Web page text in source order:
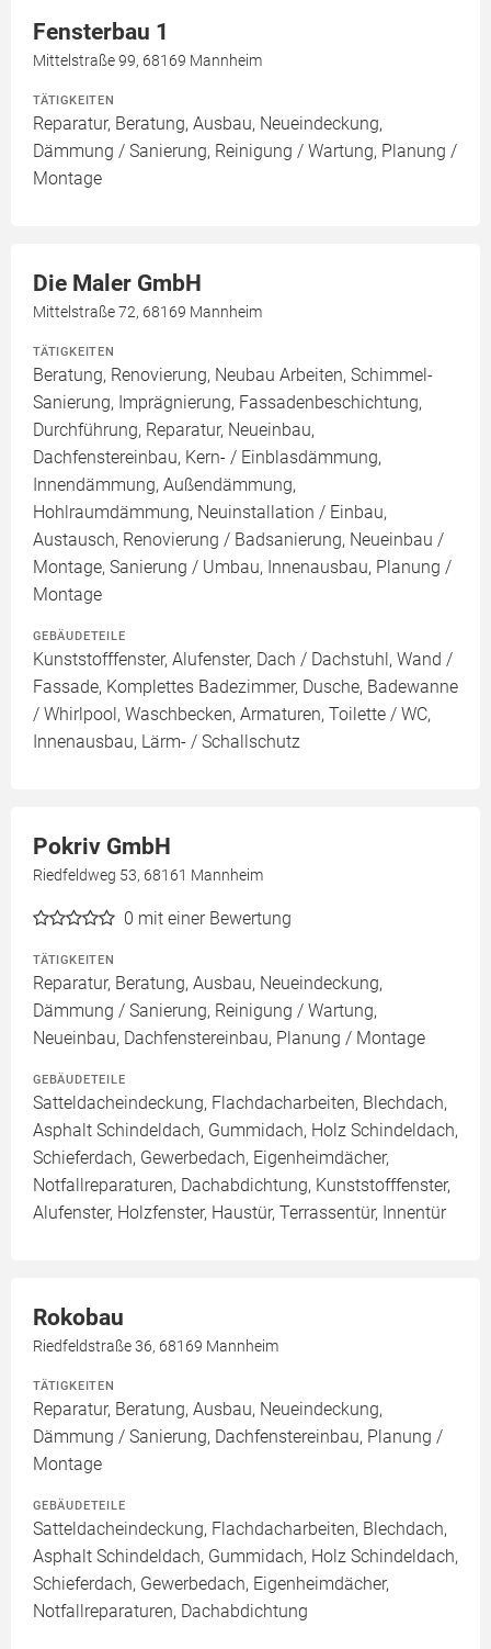
Fensterbau 1
Mittelstraße 99, 68169 Mannheim
TÄTIGKEITEN
Reparatur, Beratung, Ausbau, Neueindeckung,
Dämmung / Sanierung, Reinigung / Wartung, Planung /
Montage
Die Maler GmbH
Mittelstraße 72, 68169 Mannheim
TÄTIGKEITEN
Beratung, Renovierung, Neubau Arbeiten, Schimmel-
Sanierung, Imprägnierung, Fassadenbeschichtung,
Durchführung, Reparatur, Neueinbau,
Dachfenstereinbau, Kern- / Einblasdämmung,
Innendämmung, Außendämmung,
Hohlraumdämmung, Neuinstallation / Einbau,
Austausch, Renovierung / Badsanierung, Neueinbau /
Montage, Sanierung / Umbau, Innenausbau, Planung /
Montage
GEBÄUDETEILE
Kunststofffenster, Alufenster, Dach / Dachstuhl, Wand /
Fassade, Komplettes Badezimmer, Dusche, Badewanne
/ Whirlpool, Waschbecken, Armaturen, Toilette / WC,
Innenausbau, Lärm- / Schallschutz
Pokriv GmbH
Riedfeldweg 53, 68161 Mannheim
0 mit einer Bewertung
TÄTIGKEITEN
Reparatur, Beratung, Ausbau, Neueindeckung,
Dämmung / Sanierung, Reinigung / Wartung,
Neueinbau, Dachfenstereinbau, Planung / Montage
GEBÄUDETEILE
Satteldacheindeckung, Flachdacharbeiten, Blechdach,
Asphalt Schindeldach, Gummidach, Holz Schindeldach,
Schieferdach, Gewerbedach, Eigenheimdächer,
Notfallreparaturen, Dachabdichtung, Kunststofffenster,
Alufenster, Holzfenster, Haustür, Terrassentür, Innentür
Rokobau
Riedfeldstraße 36, 68169 Mannheim
TÄTIGKEITEN
Reparatur, Beratung, Ausbau, Neueindeckung,
Dämmung / Sanierung, Dachfenstereinbau, Planung /
Montage
GEBÄUDETEILE
Satteldacheindeckung, Flachdacharbeiten, Blechdach,
Asphalt Schindeldach, Gummidach, Holz Schindeldach,
Schieferdach, Gewerbedach, Eigenheimdächer,
Notfallreparaturen, Dachabdichtung